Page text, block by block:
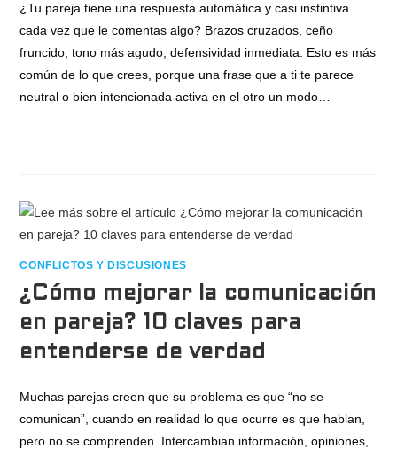
¿Tu pareja tiene una respuesta automática y casi instintiva
cada vez que le comentas algo? Brazos cruzados, ceño
fruncido, tono más agudo, defensividad inmediata. Esto es más
común de lo que crees, porque una frase que a ti te parece
neutral o bien intencionada activa en el otro un modo…
CONFLICTOS Y DISCUSIONES
¿Cómo mejorar la comunicación
en pareja? 10 claves para
entenderse de verdad
Muchas parejas creen que su problema es que “no se
comunican”, cuando en realidad lo que ocurre es que hablan,
pero no se comprenden. Intercambian información, opiniones,